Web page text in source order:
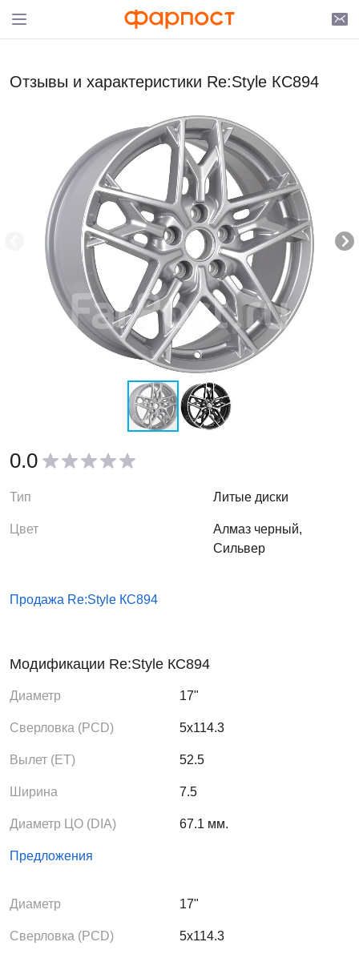
Отзывы и характеристики Re:Style КС894
0.0
Тип Литые диски
Цвет
Алмаз черный,
Сильвер
Продажа Re:Style КС894
Модификации Re:Style КС894
Диаметр 17"
Сверловка (PCD) 5x114.3
Вылет (ЕТ) 52.5
Ширина 7.5
Диаметр ЦО (DIA) 67.1 мм.
Предложения
Диаметр 17"
Сверловка (PCD) 5x114.3